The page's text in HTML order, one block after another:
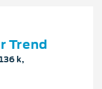
Trend
k,